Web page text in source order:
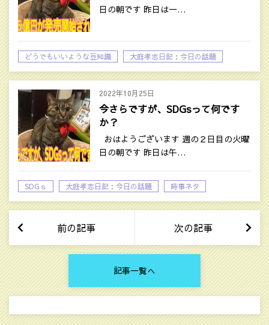
日の朝です 昨日は一…
どうでもいいような豆知識 大庭孝志日記：今日の話題
2022年10月25日
今さらですが、SDGsって何です
か？
おはようございます 週の２日目の火曜
日の朝です 昨日は午…
SDGｓ 大庭孝志日記：今日の話題 時事ネタ
前の記事 次の記事
記事一覧へ